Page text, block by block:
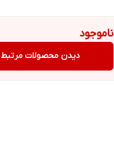
ناموجود
دیدن محصولات مرتبط